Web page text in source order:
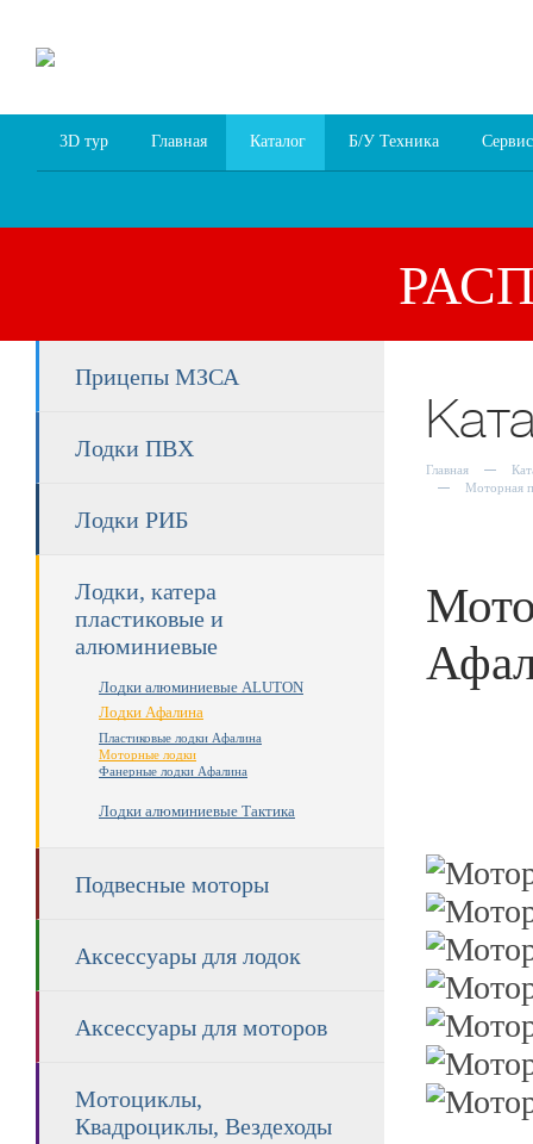
3D тур Главная Каталог Б/У Техника Сервис
Прицепы МЗСА
Лодки ПВХ
Лодки РИБ
Лодки, катера
пластиковые и
алюминиевые
Лодки алюминиевые ALUTON
Лодки Афалина
Пластиковые лодки Афалина
Моторные лодки
Фанерные лодки Афалина
Лодки алюминиевые Тактика
Подвесные моторы
Аксессуары для лодок
Аксессуары для моторов
Мотоциклы,
Квадроциклы, Вездеходы
Главная
Моторная